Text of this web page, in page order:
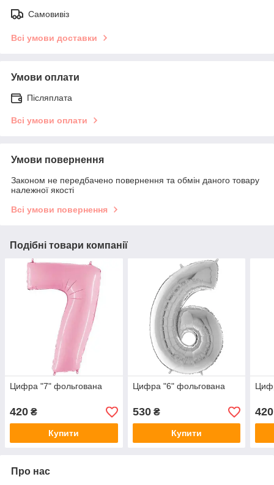
Самовивіз
Всі умови доставки
Умови оплати
Післяплата
Всі умови оплати
Умови повернення
Законом не передбачено повернення та обмін даного товару
належної якості
Всі умови повернення
Подібні товари компанії
Цифра "7" фольгована
420 ₴
Купити
Цифра "6" фольгована
530₴
Купити
420
Про нас